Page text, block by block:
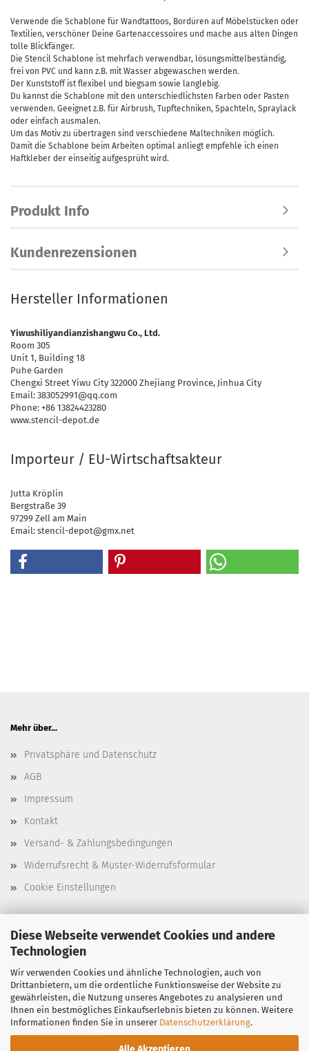
Diese Webseite verwendet Cookies und andere
Technologien
Wir verwenden Cookies und ähnliche Technologien, auch von
Drittanbietern, um die ordentliche Funktionsweise der Website zu
gewährleisten, die Nutzung unseres Angebotes zu analysieren und
Ihnen ein bestmögliches Einkaufserlebnis bieten zu können. Weitere
Informationen finden Sie in unserer Datenschutzerklärung.
Verwende die Schablone für Wandtattoos, Bordüren auf Möbelstücken oder
Textilien, verschöner Deine Gartenaccessoires und mache aus alten Dingen
tolle Blickfänger.
Die Stencil Schablone ist mehrfach verwendbar, lösungsmittelbeständig,
frei von PVC und kann z.B. mit Wasser abgewaschen werden.
Der Kunststoff ist flexibel und biegsam sowie langlebig.
Du kannst die Schablone mit den unterschiedlichsten Farben oder Pasten
verwenden. Geeignet z.B. für Airbrush, Tupftechniken, Spachteln, Spraylack
oder einfach ausmalen.
Um das Motiv zu übertragen sind verschiedene Maltechniken möglich.
Damit die Schablone beim Arbeiten optimal anliegt empfehle ich einen
Haftkleber der einseitig aufgesprüht wird.
Produkt Info
Kundenrezensionen
Hersteller Informationen
Yiwushiliyandianzishangwu Co., Ltd.
Room 305
Unit 1, Building 18
Puhe Garden
Chengxi Street Yiwu City 322000 Zhejiang Province, Jinhua City
Email: 383052991@qq.com
Phone: +86 13824423280
www.stencil-depot.de
Importeur / EU-Wirtschaftsakteur
Jutta Kröplin
Bergstraße 39
97299 Zell am Main
Email: stencil-depot@gmx.net
Mehr über...
Privatsphäre und Datenschutz
AGB
Impressum
Kontakt
Versand- & Zahlungsbedingungen
Widerrufsrecht & Muster-Widerrufsformular
Cookie Einstellungen
Stencil-Depot
Bergstraße 39
97299 Zell am Main